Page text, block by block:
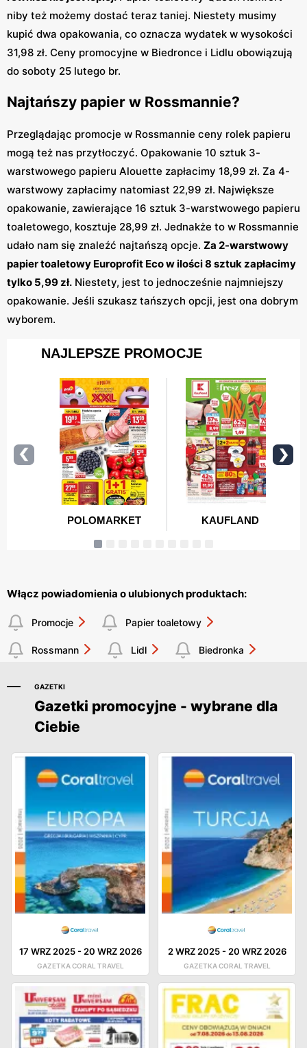
niby też możemy dostać teraz taniej. Niestety musimy
kupić dwa opakowania, co oznacza wydatek w wysokości
31,98 zł. Ceny promocyjne w Biedronce i Lidlu obowiązują
do soboty 25 lutego br.
Najtańszy papier w Rossmannie?
Przeglądając promocje w Rossmannie ceny rolek papieru
mogą też nas przytłoczyć. Opakowanie 10 sztuk 3-
warstwowego papieru Alouette zapłacimy 18,99 zł. Za 4-
warstwowy zapłacimy natomiast 22,99 zł. Największe
opakowanie, zawierające 16 sztuk 3-warstwowego papieru
toaletowego, kosztuje 28,99 zł. Jednakże to w Rossmannie
udało nam się znaleźć najtańszą opcje. Za 2-warstwowy
papier toaletowy Europrofit Eco w ilości 8 sztuk zapłacimy
tylko 5,99 zł. Niestety, jest to jednocześnie najmniejszy
opakowanie. Jeśli szukasz tańszych opcji, jest ona dobrym
wyborem.
Włącz powiadomienia o ulubionych produktach:
Promocje Papier toaletowy
Rossmann Lidl Biedronka
GAZETKI
Gazetki promocyjne - wybrane dla
Ciebie
17 WRZ 2025- 20 WRZ 2026
GAZETKA CORAL TRAVEL
2 WRZ 2025- 20 WRZ 2026
GAZETKA CORAL TRAVEL